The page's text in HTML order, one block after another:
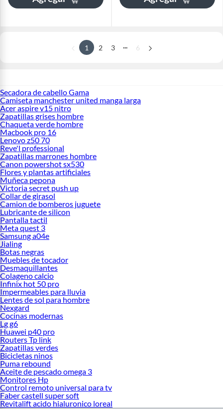
1 2 3 ... 6
Secadora de cabello Gama
Camiseta manchester united manga larga
Acer aspire v15 nitro
Zapatillas grises hombre
Chaqueta verde hombre
Macbook pro 16
Lenovo z50 70
Reve'l professional
Zapatillas marrones hombre
Canon powershot sx530
Flores y plantas artificiales
Muñeca pepona
Victoria secret push up
Collar de girasol
Camion de bomberos juguete
Lubricante de silicon
Pantalla tactil
Meta quest 3
Samsung a04e
Jialing
Botas negras
Muebles de tocador
Desmaquillantes
Colageno calcio
Infinix hot 50 pro
Impermeables para lluvia
Lentes de sol para hombre
Nexgard
Cocinas modernas
Lg g6
Huawei p40 pro
Routers Tp link
Zapatillas verdes
Bicicletas ninos
Puma rebound
Aceite de pescado omega 3
Monitores Hp
Control remoto universal para tv
Faber castell super soft
Revitalift acido hialuronico loreal